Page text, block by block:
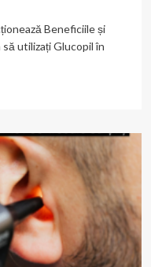
Beneficiile și
utilizați Glucopil în